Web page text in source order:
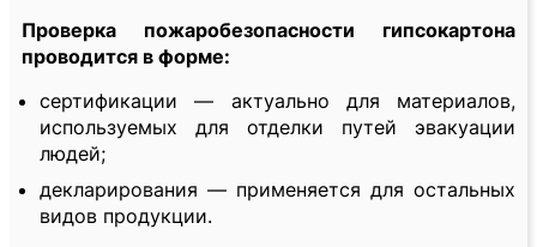
Проверка пожаробезопасности гипсокартона
проводится в форме:
сертификации — актуально для материалов,
используемых для отделки путей эвакуации
людей;
декларирования — применяется для остальных
видов продукции.